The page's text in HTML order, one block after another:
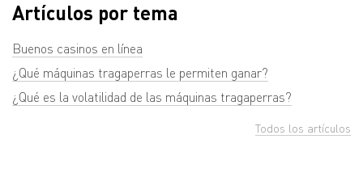
Artículos por tema
Buenos casinos en línea
¿Qué máquinas tragaperras le permiten ganar?
¿Qué es la volatilidad de las máquinas tragaperras?
Todos los artículos